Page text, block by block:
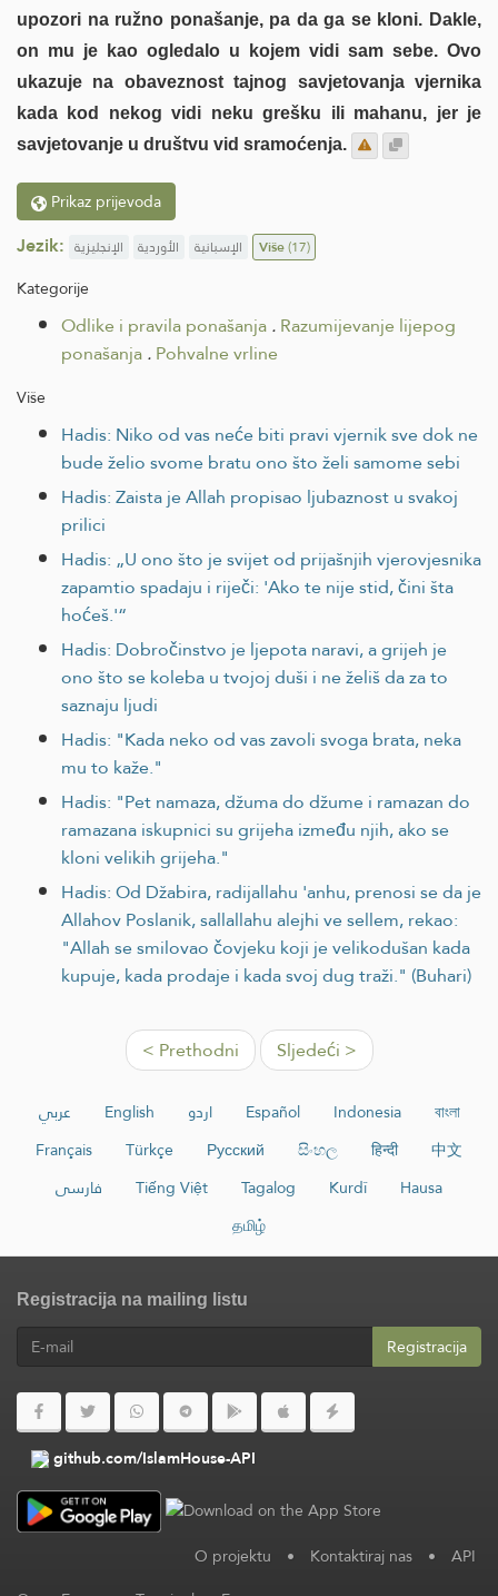
upozori na ružno ponašanje, pa da ga se kloni. Dakle,
on mu je kao ogledalo u kojem vidi sam sebe. Ovo
ukazuje na obaveznost tajnog savjetovanja vjernika
kada kod nekog vidi neku grešku ili mahanu, jer je
savjetovanje u društvu vid sramoćenja.
Prikaz prijevoda
Jezik: الإنجليزية الأوردية الإسبانية Više(17)
Kategorije
Odlike i pravila ponašanja.Razumijevanje lijepog
ponašanja.Pohvalne vrline
Više
Hadis: Niko od vas neće biti pravi vjernik sve dok ne
bude želio svome bratu ono što želi samome sebi
Hadis: Zaista je Allah propisao ljubaznost u svakoj
prilici
Hadis: „U ono što je svijet od prijašnjih vjerovjesnika
zapamtio spadaju i riječi: 'Ako te nije stid, čini šta
hoćeš.'“
Hadis: Dobročinstvo je ljepota naravi, a grijeh je
ono što se koleba u tvojoj duši i ne želiš da za to
saznaju ljudi
Hadis: "Kada neko od vas zavoli svoga brata, neka
mu to kaže."
Hadis: "Pet namaza, džuma do džume i ramazan do
ramazana iskupnici su grijeha između njih, ako se
kloni velikih grijeha."
Hadis: Od Džabira, radijallahu 'anhu, prenosi se da je
Allahov Poslanik, sallallahu alejhi ve sellem, rekao:
"Allah se smilovao čovjeku koji je velikodušan kada
kupuje, kada prodaje i kada svoj dug traži." (Buhari)
< Prethodni Sljedeći >
عربي English اردو Español Indonesia
বাংলা
Français
Türkçe Русский සිංහල हिन्दी
中文
فارسی
Tiếng Việt Tagalog Kurdî
Hausa
தமிழ்
Registracija na mailing listu
Registracija
github.com/IslamHouse-API
O projektu • Kontaktiraj nas • API